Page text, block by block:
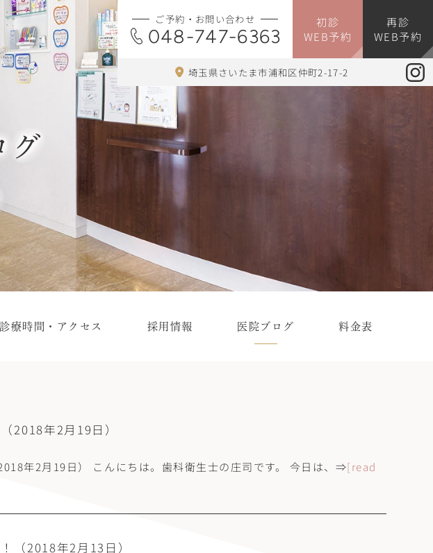
ご予約・お問い合わせ
048-747-6363
初診
WEB予約
再診
WEB予約
埼玉県さいたま市浦和区仲町2-17-2
グ
診療時間・アクセス 採用情報 医院ブログ 料金表
2018年2月19日）
年2月19日） こんにちは。歯科衛生士の庄司です。 今日は、⇒[read
（2018年2月13日）